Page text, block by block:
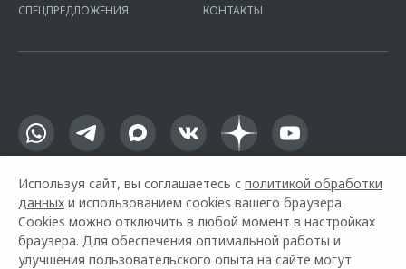
офертой.
СПЕЦПРЕДЛОЖЕНИЯ КОНТАКТЫ
Используя сайт, вы соглашаетесь с политикой обработки
данных и использованием cookies вашего браузера.
Cookies можно отключить в любой момент в настройках
браузера. Для обеспечения оптимальной работы и
улучшения пользовательского опыта на сайте могут